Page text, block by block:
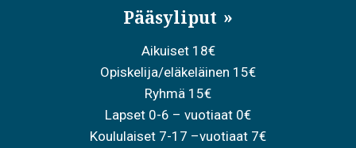
Pääsyliput
Aikuiset 18€
Opiskelija/eläkeläinen 15€
Ryhmä 15€
Lapset 0-6 – vuotiaat 0€
Koululaiset 7-17 –vuotiaat 7€